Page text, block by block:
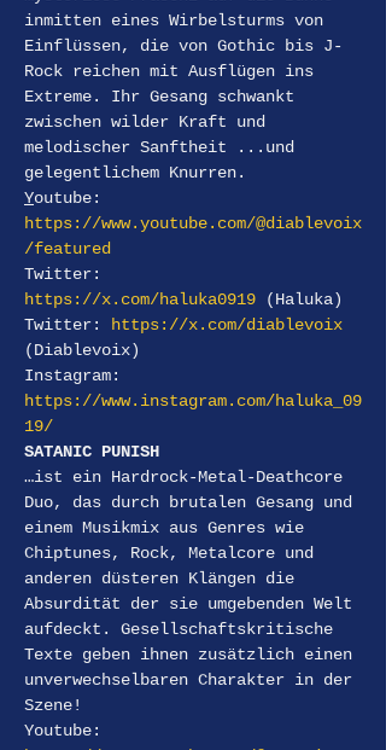
inmitten eines Wirbelsturms von
Einflüssen, die von Gothic bis J-
Rock reichen mit Ausflügen ins
Extreme. Ihr Gesang schwankt
zwischen wilder Kraft und
melodischer Sanftheit ...und
gelegentlichem Knurren.
Youtube:
https://www.youtube.com/@diablevoix
/featured
Twitter:
https://x.com/haluka0919 (Haluka)
Twitter:
https://x.com/diablevoix
(Diablevoix)
Instagram:
https://www.instagram.com/haluka_09
19/
SATANIC PUNISH
…ist ein Hardrock-Metal-Deathcore
Duo, das durch brutalen Gesang und
einem Musikmix aus Genres wie
Chiptunes, Rock, Metalcore und
anderen düsteren Klängen die
Absurdität der sie umgebenden Welt
aufdeckt. Gesellschaftskritische
Texte geben ihnen zusätzlich einen
unverwechselbaren Charakter in der
Szene!
Youtube: